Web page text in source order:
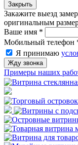
Закрыть
Закажите выезд
оригинальным
Ваше имя *
Мобильный телефон
Я принимаю
Жду звонка
Примеры наших